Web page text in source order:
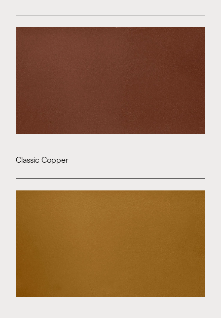
Classic Copper